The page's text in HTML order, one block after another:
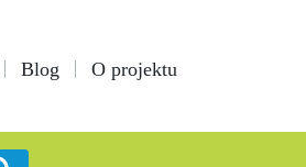
Blog O projektu